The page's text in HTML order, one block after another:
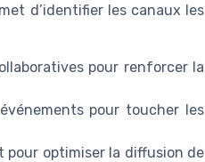
d’identifier les canaux les
pour renforcer la
pour toucher les
pour optimiser la diffusion de